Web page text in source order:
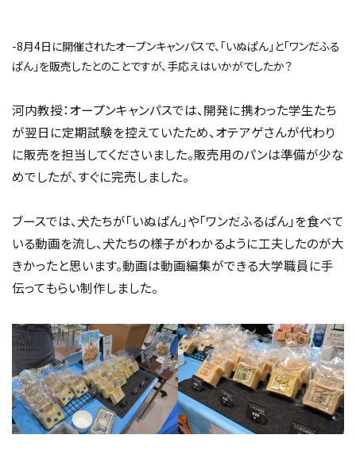
-8月4日に開催されたオープンキャンパスで、「いぬぱん」と「ワンだふる
ぱん」を販売したとのことですが、手応えはいかがでしたか？
河内教授：オープンキャンパスでは、開発に携わった学生たち
が翌日に定期試験を控えていたため、オテアゲさんが代わり
に販売を担当してくださいました。販売用のパンは準備が少な
めでしたが、すぐに完売しました。
ブースでは、犬たちが「いぬぱん」や「ワンだふるぱん」を食べて
いる動画を流し、犬たちの様子がわかるように工夫したのが大
きかったと思います。動画は動画編集ができる大学職員に手
伝ってもらい制作しました。